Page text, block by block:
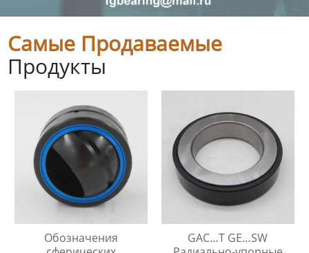
Самые Продаваемые
Продукты
Обозначения
GAC…T GE…SW